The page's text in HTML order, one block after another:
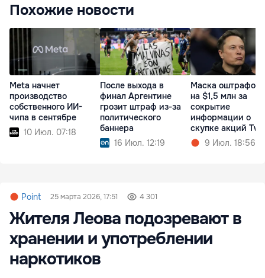
Похожие новости
Meta начнет
производство
собственного ИИ-
чипа в сентябре
10 Июл. 07:18
После выхода в
финал Аргентине
грозит штраф из-за
политического
баннера
16 Июл. 12:19
Маска
на $1,5 млн за
сокрытие
информации о
скупке акций
9 Июл. 18:56
Point 25 марта 2026, 17:51 4 301
Жителя Леова подозревают в
хранении и употреблении
наркотиков